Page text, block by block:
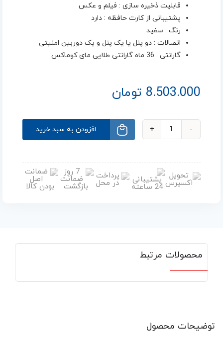
قابلیت ذخیره سازی : فیلم و عکس
پشتیبانی از کارت حافظه : دارد
رنگ : سفید
اتصالات : دو پنل یا یک پنل و یک دوربین امنیتی
گارانتی : 36 ماه گارانتی طلایی مای کوماکس
8.503.000 تومان
افزودن به سبد خرید
محصولات مرتبط
توضیحات محصول